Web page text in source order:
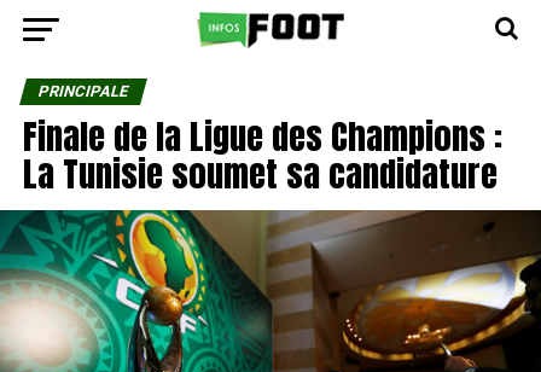
PRINCIPALE
Finale de la Ligue des Champions :
La Tunisie soumet sa candidature